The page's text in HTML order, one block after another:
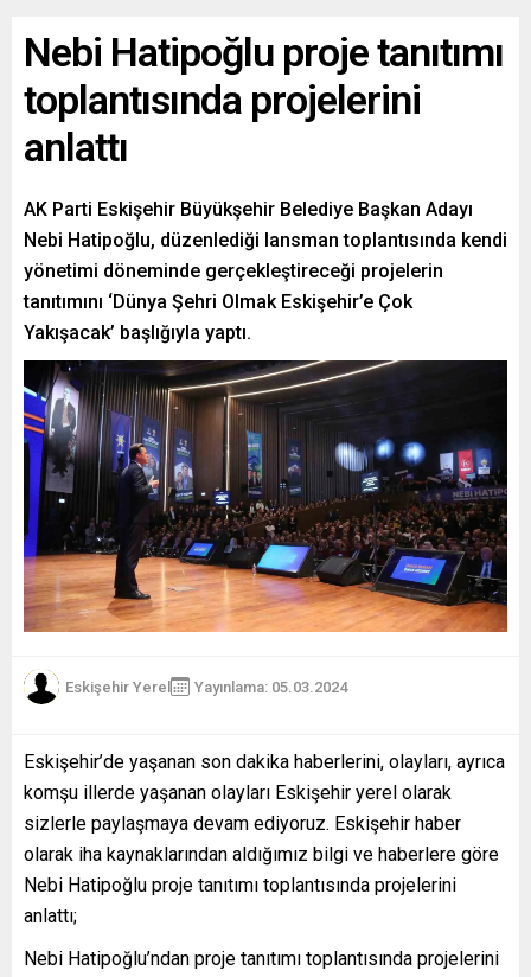
Nebi Hatipoğlu proje tanıtımı
toplantısında projelerini
anlattı
AK Parti Eskişehir Büyükşehir Belediye Başkan Adayı
Nebi Hatipoğlu, düzenlediği lansman toplantısında kendi
yönetimi döneminde gerçekleştireceği projelerin
tanıtımını ‘Dünya Şehri Olmak Eskişehir’e Çok
Yakışacak’ başlığıyla yaptı.
Eskişehir Yerel Yayınlama: 05.03.2024
Eskişehir’de yaşanan son dakika haberlerini, olayları, ayrıca
komşu illerde yaşanan olayları Eskişehir yerel olarak
sizlerle paylaşmaya devam ediyoruz. Eskişehir haber
olarak iha kaynaklarından aldığımız bilgi ve haberlere göre
Nebi Hatipoğlu proje tanıtımı toplantısında projelerini
anlattı;
Nebi Hatipoğlu’ndan proje tanıtımı toplantısında projelerini